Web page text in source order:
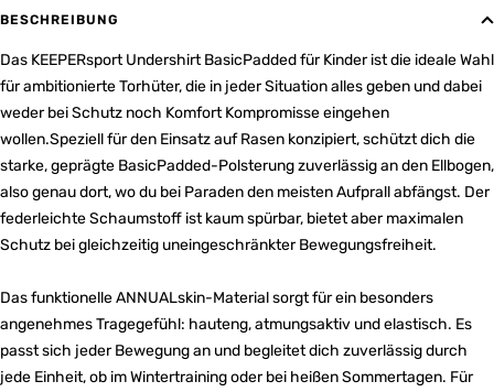
BESCHREIBUNG
Das KEEPERsport Undershirt BasicPadded für Kinder ist die ideale Wahl
für ambitionierte Torhüter, die in jeder Situation alles geben und dabei
weder bei Schutz noch Komfort Kompromisse eingehen
wollen.Speziell für den Einsatz auf Rasen konzipiert, schützt dich die
starke, geprägte BasicPadded-Polsterung zuverlässig an den Ellbogen,
also genau dort, wo du bei Paraden den meisten Aufprall abfängst. Der
federleichte Schaumstoff ist kaum spürbar, bietet aber maximalen
Schutz bei gleichzeitig uneingeschränkter Bewegungsfreiheit.
Das funktionelle ANNUALskin-Material sorgt für ein besonders
angenehmes Tragegefühl: hauteng, atmungsaktiv und elastisch. Es
passt sich jeder Bewegung an und begleitet dich zuverlässig durch
jede Einheit, ob im Wintertraining oder bei heißen Sommertagen. Für